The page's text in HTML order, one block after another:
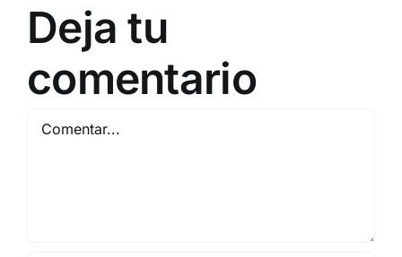
Deja tu
comentario
Comentar